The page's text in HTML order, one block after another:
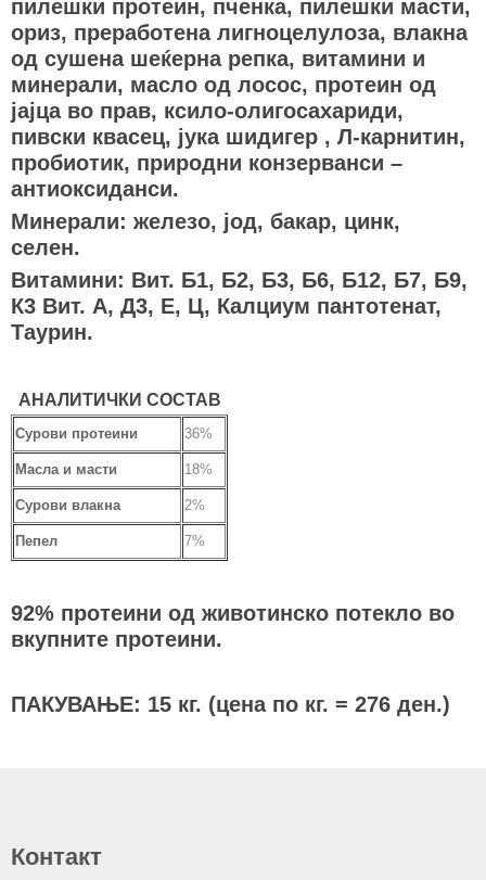
пилешки протеин, пченка, пилешки масти,
ориз, преработена лигноцелулоза, влакна
од сушена шеќерна репка, витамини и
минерали, масло од лосос, протеин од
јајца во прав, ксило-олигосахариди,
пивски квасец, јука шидигер , Л-карнитин,
пробиотик, природни конзерванси –
антиоксиданси.
Минерали: железо, јод, бакар, цинк,
селен.
Витамини: Вит. Б1, Б2, Б3, Б6, Б12, Б7, Б9,
К3 Вит. А, Д3, Е, Ц, Калциум пантотенат,
Таурин.
АНАЛИТИЧКИ СОСТАВ
Сурови протеини 36%
Масла и масти 18%
Сурови влакна 2%
Пепел 7%
92% протеини од животинско потекло во
вкупните протеини.
ПАКУВАЊЕ: 15 кг. (цена по кг. = 276 ден.)
Контакт